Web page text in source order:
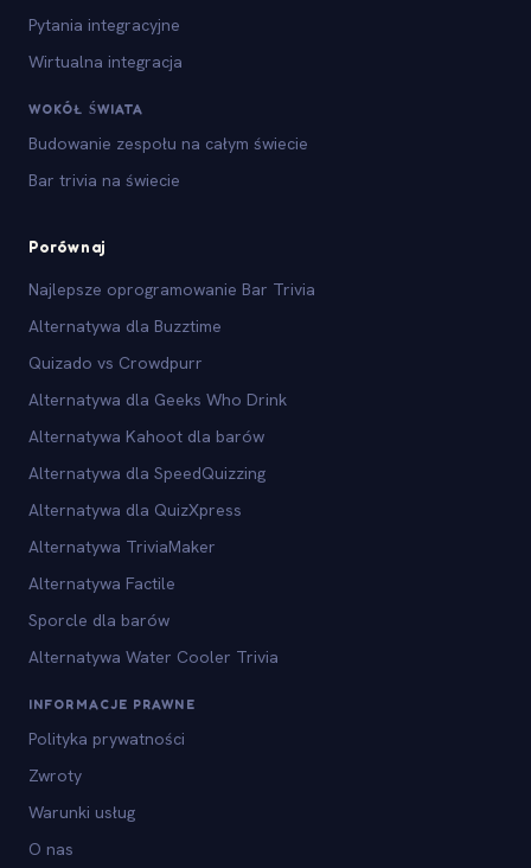
Pytania integracyjne
Wirtualna integracja
WOKÓŁ ŚWIATA
Budowanie zespołu na całym świecie
Bar trivia na świecie
Porównaj
Najlepsze oprogramowanie Bar Trivia
Alternatywa dla Buzztime
Quizado vs Crowdpurr
Alternatywa dla Geeks Who Drink
Alternatywa Kahoot dla barów
Alternatywa dla SpeedQuizzing
Alternatywa dla QuizXpress
Alternatywa TriviaMaker
Alternatywa Factile
Sporcle dla barów
Alternatywa Water Cooler Trivia
INFORMACJE PRAWNE
Polityka prywatności
Zwroty
Warunki usług
O nas